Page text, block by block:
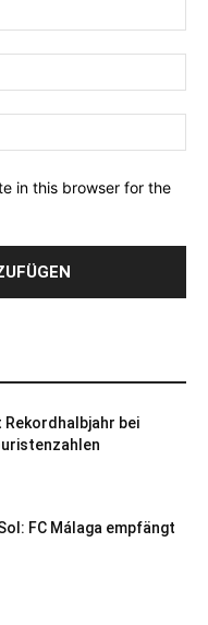
in this browser for the
bei
FC Málaga empfängt